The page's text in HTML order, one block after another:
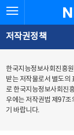
문
로
가
체
뉴
바
가
한
저작권정책
한국지능정보사회진흥
받는 저작물로서 별도의
로 한국지능정보사회진
우에는 저작권법 제97조
기 바랍니다.